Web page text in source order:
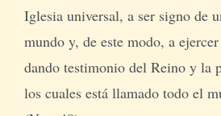
Iglesia universal, a ser signo de
mundo y, de este modo, a
dando testimonio del Reino y la
los cuales está llamado todo el